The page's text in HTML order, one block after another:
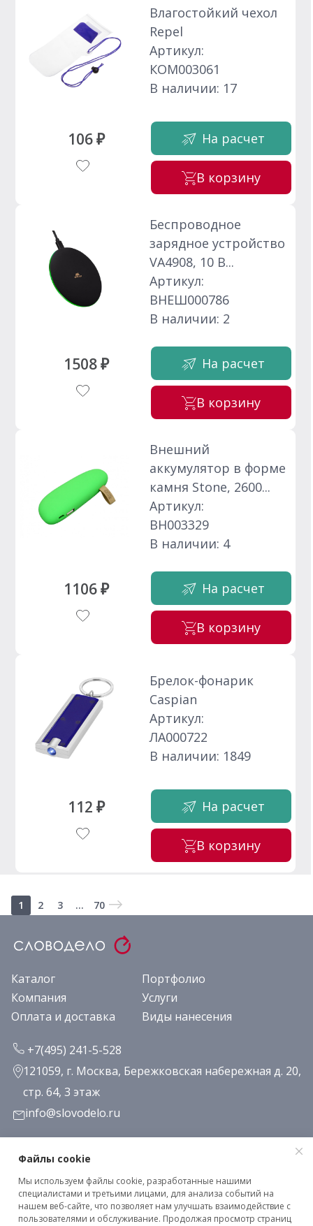
106 ₽
Влагостойкий чехол
Repel
Артикул:
КОМ003061
В наличии: 17
На расчет
В корзину
1508 ₽
Беспроводное
зарядное устройство
VA4908, 10 В...
Артикул:
ВНЕШ000786
В наличии: 2
На расчет
В корзину
1106 ₽
Внешний
аккумулятор в форме
камня Stone, 2600...
Артикул:
ВН003329
В наличии: 4
На расчет
В корзину
112 ₽
Брелок-фонарик
Caspian
Артикул:
ЛА000722
В наличии: 1849
На расчет
В корзину
1 2 3 ... 70
Каталог
Портфолио
Компания
Услуги
Оплата и доставка
Виды нанесения
+7(495) 241-5-528
121059, г. Москва, Бережковская набережная д. 20,
стр. 64, 3 этаж
info@slovodelo.ru
Заказать звонок
Подписаться на рассылку
Файлы cookie
Мы используем файлы cookie, разработанные нашими
специалистами и третьими лицами, для анализа событий на
нашем веб-сайте, что позволяет нам улучшать взаимодействие с
пользователями и обслуживание. Продолжая просмотр страниц